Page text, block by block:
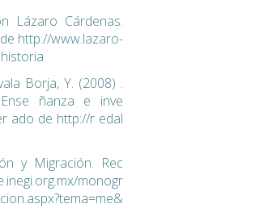
Lázaro Cárdenas.
http://www.lazaro-
Borja, Y. (2008) .
ñanza e inve
ado de http://r edal
y Migración. Rec
monogr